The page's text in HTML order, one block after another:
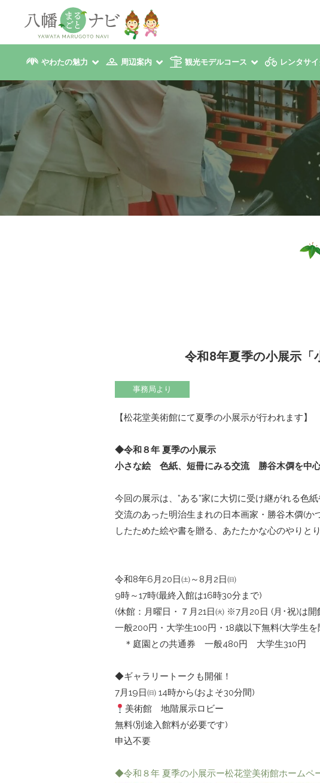
やわたの魅力 周辺案内 観光モデルコース レンタサ
令和8年夏季の小展示
事務局より
【松花堂美術館にて夏季の小展示が行われます】
◆令和８年 夏季の小展示
小さな絵 色紙、短冊にみる交流 勝谷木僲を中
今回の展示は、”ある”家に大切に受け継がれる色紙
交流のあった明治生まれの日本画家・勝谷木僲(か
したためた絵や書を贈る、あたたかな心のやりと
令和8年6月20日㈯～8月2日㈰
9時～17時(最終入館は16時30分まで)
(休館：月曜日・７月21日㈫ ※7月20日 (月･祝)は開
一般200円・大学生100円・18歳以下無料(大学生を
＊庭園との共通券 一般480円 大学生310円
◆ギャラリートークも開催！
7月19日㈰ 14時から(およそ30分間)
美術館 地階展示ロビー
無料(別途入館料が必要です)
申込不要
◆令和８年 夏季の小展示ー松花堂美術館ホームペ